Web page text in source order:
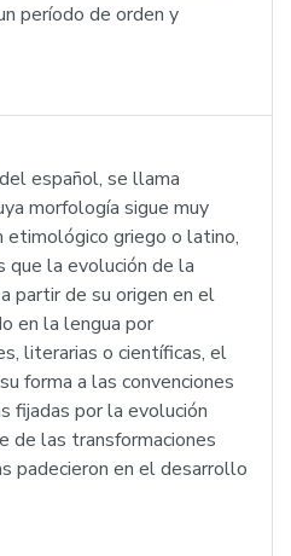
período de orden y
español, se llama
morfología sigue muy
etimológico griego o latino,
que la evolución de la
partir de su origen en el
en la lengua por
literarias o científicas, el
forma a las convenciones
fijadas por la evolución
de las transformaciones
padecieron en el desarrollo